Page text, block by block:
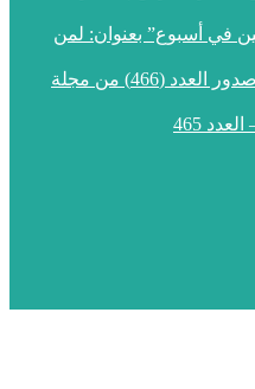
في أسبوع” بعنوان: لمن
أمميون على طريق القدس.. صدور العدد (466) من مجلة
465